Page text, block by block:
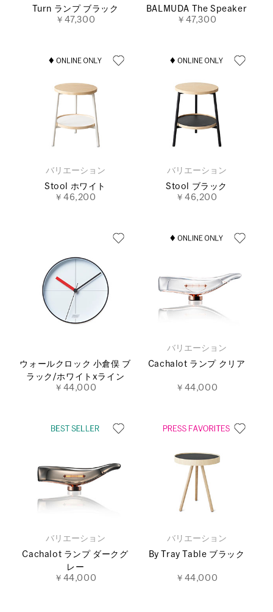
Turn ランプ ブラック
￥47,300
BALMUDA The Speaker
￥47,300
バリエーション
Stool ホワイト
￥46,200
バリエーション
Stool ブラック
￥46,200
ウォールクロック 小倉俣 ブ
ラック/ホワイトxライン
￥44,000
バリエーション
Cachalot ランプ クリア
￥44,000
バリエーション
Cachalot ランプ ダークグ
レー
￥44,000
バリエーション
By Tray Table ブラック
￥44,000